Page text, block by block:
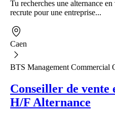
Tu recherches une alternance
recrute pour une entreprise...
Caen
BTS Management Commercial
Conseiller de vente
H/F Alternance